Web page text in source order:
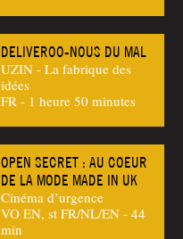
DELIVEROO-NOUS DU MAL
UZIN - La fabrique des
idées
FR - 1 heure 50 minutes
OPEN SECRET : AU COEUR
DE LA MODE MADE IN UK
Cinéma d’urgence
VO EN, st FR/NL/EN - 44
min